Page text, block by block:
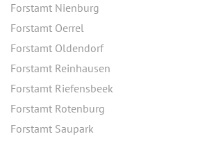
Forstamt Nienburg
Forstamt Oerrel
Forstamt Oldendorf
Forstamt Reinhausen
Forstamt Riefensbeek
Forstamt Rotenburg
Forstamt Saupark